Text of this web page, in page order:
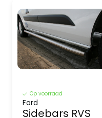
Op voorraad
Ford
Sidebars RVS